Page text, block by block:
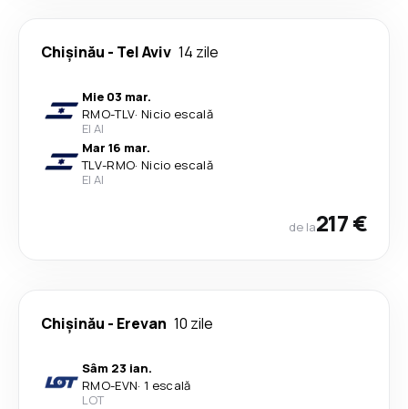
Chişinău - Tel Aviv 14 zile
Mie 03 mar.
RMO-TLV· Nicio escală
El Al
Mar 16 mar.
TLV-RMO· Nicio escală
El Al
de la217 €
Chişinău - Erevan 10 zile
Sâm 23 ian.
RMO-EVN· 1 escală
LOT